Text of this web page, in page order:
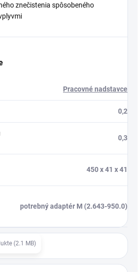
znečistenia spôsobeného
Pracovné nadstavce
0,2
0,3
450 x 41 x 41
potrebný adaptér M (2.643-950.0)
(2.1 MB)